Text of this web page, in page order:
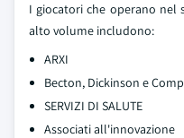
I giocatori che operano nel
alto volume includono:
ARXI
Becton, Dickinson e
SERVIZI DI SALUTE
Associati all'innovazione